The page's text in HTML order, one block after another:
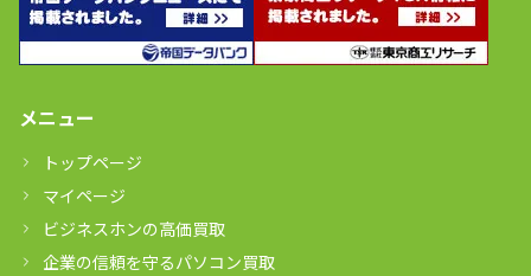
メニュー
トップページ
マイページ
ビジネスホンの高価買取
企業の信頼を守るパソコン買取